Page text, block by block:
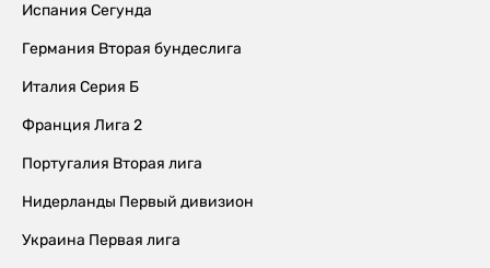
Испания Сегунда
Германия Вторая бундеслига
Италия Серия Б
Франция Лига 2
Португалия Вторая лига
Нидерланды Первый дивизион
Украина Первая лига